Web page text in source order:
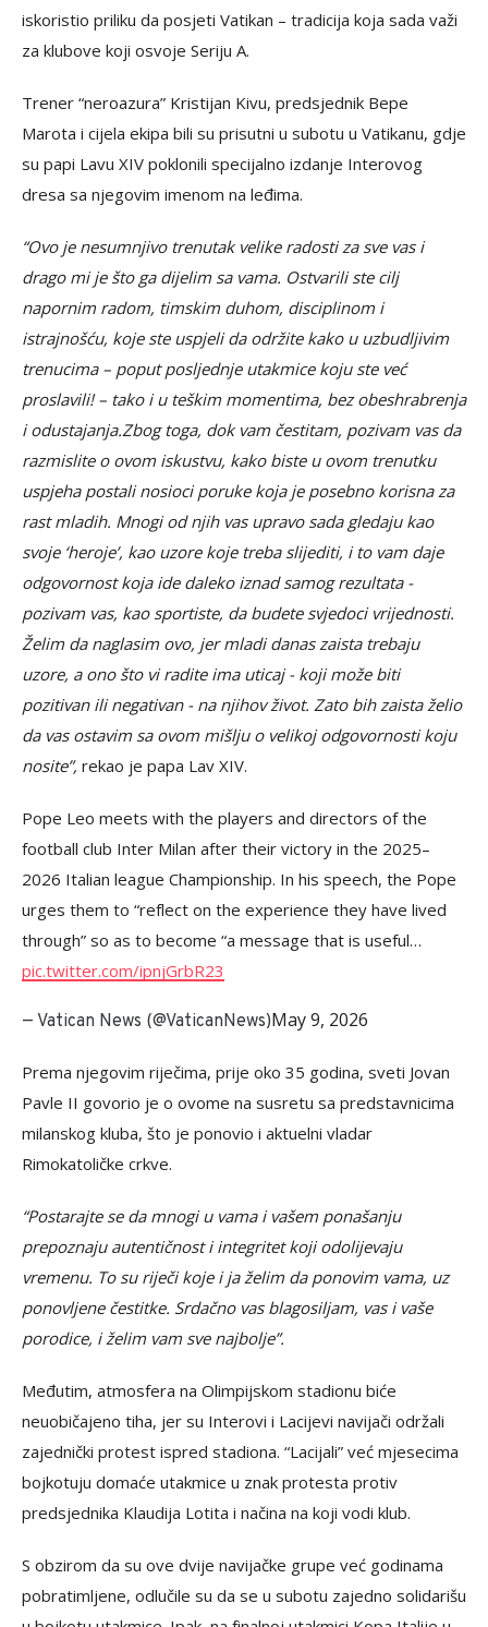
iskoristio priliku da posjeti Vatikan – tradicija koja sada važi
za klubove koji osvoje Seriju A.
Trener “neroazura” Kristijan Kivu, predsjednik Bepe
Marota i cijela ekipa bili su prisutni u subotu u Vatikanu, gdje
su papi Lavu XIV poklonili specijalno izdanje Interovog
dresa sa njegovim imenom na leđima.
“Ovo je nesumnjivo trenutak velike radosti za sve vas i
drago mi je što ga dijelim sa vama. Ostvarili ste cilj
napornim radom, timskim duhom, disciplinom i
istrajnošću, koje ste uspjeli da održite kako u uzbudljivim
trenucima – poput posljednje utakmice koju ste već
proslavili! – tako i u teškim momentima, bez obeshrabrenja
i odustajanja.Zbog toga, dok vam čestitam, pozivam vas da
razmislite o ovom iskustvu, kako biste u ovom trenutku
uspjeha postali nosioci poruke koja je posebno korisna za
rast mladih. Mnogi od njih vas upravo sada gledaju kao
svoje ‘heroje’, kao uzore koje treba slijediti, i to vam daje
odgovornost koja ide daleko iznad samog rezultata -
pozivam vas, kao sportiste, da budete svjedoci vrijednosti.
Želim da naglasim ovo, jer mladi danas zaista trebaju
uzore, a ono što vi radite ima uticaj - koji može biti
pozitivan ili negativan - na njihov život. Zato bih zaista želio
da vas ostavim sa ovom mišlju o velikoj odgovornosti koju
nosite”, rekao je papa Lav XIV.
Pope Leo meets with the players and directors of the
football club Inter Milan after their victory in the 2025–
2026 Italian league Championship. In his speech, the Pope
urges them to “reflect on the experience they have lived
through” so as to become “a message that is useful…
pic.twitter.com/ipnjGrbR23
— Vatican News (@VaticanNews)May 9, 2026
Prema njegovim riječima, prije oko 35 godina, sveti Jovan
Pavle II govorio je o ovome na susretu sa predstavnicima
milanskog kluba, što je ponovio i aktuelni vladar
Rimokatoličke crkve.
“Postarajte se da mnogi u vama i vašem ponašanju
prepoznaju autentičnost i integritet koji odolijevaju
vremenu. To su riječi koje i ja želim da ponovim vama, uz
ponovljene čestitke. Srdačno vas blagosiljam, vas i vaše
porodice, i želim vam sve najbolje”.
Međutim, atmosfera na Olimpijskom stadionu biće
neuobičajeno tiha, jer su Interovi i Lacijevi navijači održali
zajednički protest ispred stadiona. “Lacijali” već mjesecima
bojkotuju domaće utakmice u znak protesta protiv
predsjednika Klaudija Lotita i načina na koji vodi klub.
S obzirom da su ove dvije navijačke grupe već godinama
pobratimljene, odlučile su da se u subotu zajedno solidarišu